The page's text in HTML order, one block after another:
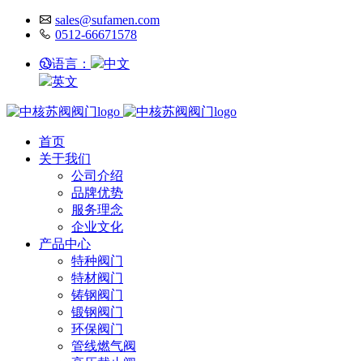
sales@sufamen.com
0512-66671578
语言：
中文
英文
首页
关于我们
公司介绍
品牌优势
服务理念
企业文化
产品中心
特种阀门
特材阀门
铸钢阀门
锻钢阀门
环保阀门
管线燃气阀